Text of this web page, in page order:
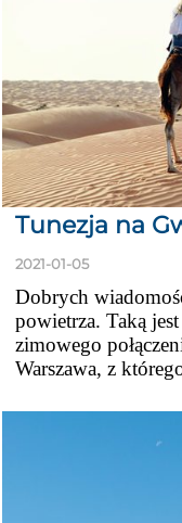
Tunezja na
2021-01-05
Dobrych
powietrza. Taką
zimowego
Warszawa, z